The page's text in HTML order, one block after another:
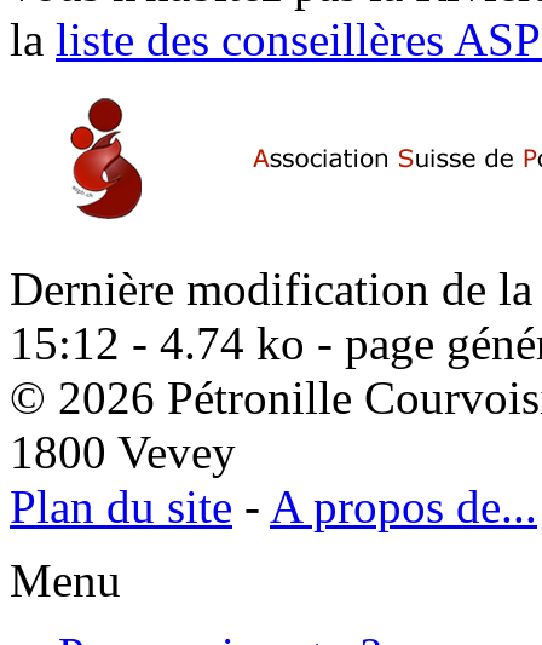
la liste des conseillères
Dernière modification de
15:12 - 4.74 ko - page
© 2026 Pétronille
1800 Vevey
Plan du site - A propos de...
Menu